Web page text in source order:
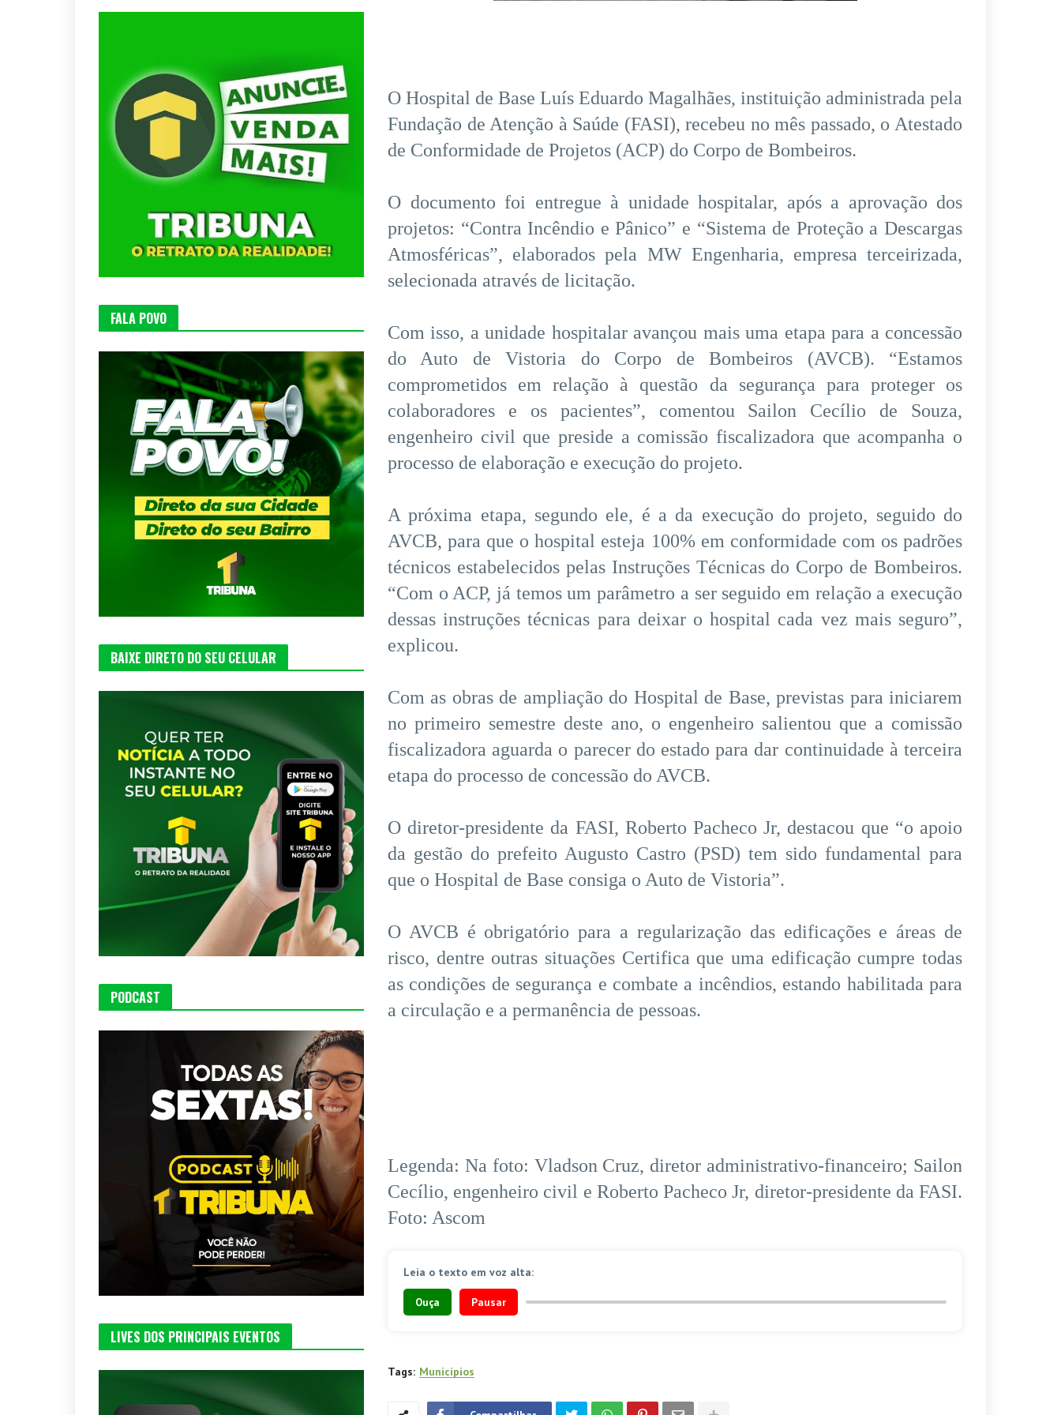
O Hospital de Base Luís Eduardo Magalhães, instituição administrada pela
Fundação de Atenção à Saúde (FASI), recebeu no mês passado, o Atestado
de Conformidade de Projetos (ACP) do Corpo de Bombeiros.
O documento foi entregue à unidade hospitalar, após a aprovação dos
projetos: “Contra Incêndio e Pânico” e “Sistema de Proteção a Descargas
Atmosféricas”, elaborados pela MW Engenharia, empresa terceirizada,
selecionada através de licitação.
Com isso, a unidade hospitalar avançou mais uma etapa para a concessão
do Auto de Vistoria do Corpo de Bombeiros (AVCB). “Estamos
comprometidos em relação à questão da segurança para proteger os
colaboradores e os pacientes”, comentou Sailon Cecílio de Souza,
engenheiro civil que preside a comissão fiscalizadora que acompanha o
processo de elaboração e execução do projeto.
A próxima etapa, segundo ele, é a da execução do projeto, seguido do
AVCB, para que o hospital esteja 100% em conformidade com os padrões
técnicos estabelecidos pelas Instruções Técnicas do Corpo de Bombeiros.
“Com o ACP, já temos um parâmetro a ser seguido em relação a execução
dessas instruções técnicas para deixar o hospital cada vez mais seguro”,
explicou.
Com as obras de ampliação do Hospital de Base, previstas para iniciarem
no primeiro semestre deste ano, o engenheiro salientou que a comissão
fiscalizadora aguarda o parecer do estado para dar continuidade à terceira
etapa do processo de concessão do AVCB.
O diretor-presidente da FASI, Roberto Pacheco Jr, destacou que “o apoio
da gestão do prefeito Augusto Castro (PSD) tem sido fundamental para
que o Hospital de Base consiga o Auto de Vistoria”.
O AVCB é obrigatório para a regularização das edificações e áreas de
risco, dentre outras situações Certifica que uma edificação cumpre todas
as condições de segurança e combate a incêndios, estando habilitada para
a circulação e a permanência de pessoas.
Legenda: Na foto: Vladson Cruz, diretor administrativo-financeiro; Sailon
Cecílio, engenheiro civil e Roberto Pacheco Jr, diretor-presidente da FASI.
Foto: Ascom
Leia o texto em voz alta:
Ouça Pausar
Tags: Municípios
FALA POVO
BAIXE DIRETO DO SEU CELULAR
PODCAST
LIVES DOS PRINCIPAIS EVENTOS